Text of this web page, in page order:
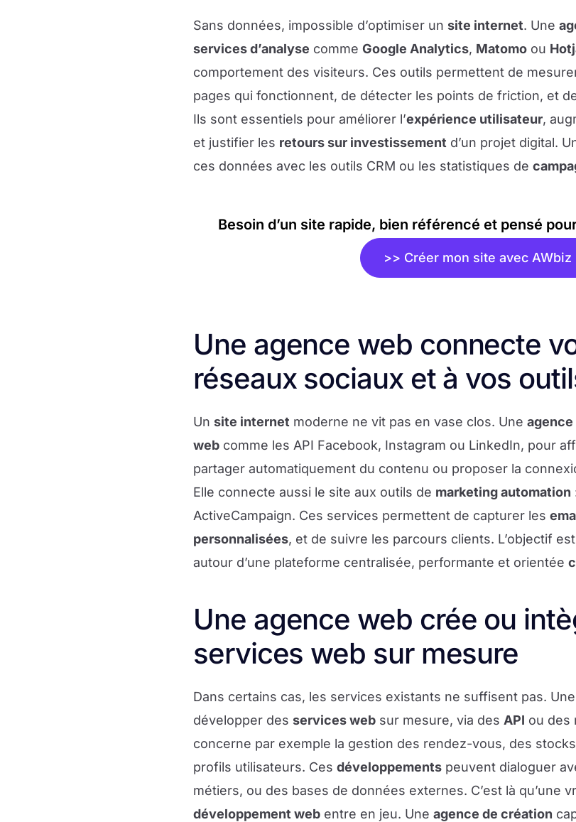
Sans données, impossible d’optimiser un site internet. Une
services d’analyse comme Google Analytics, Matomo ou
comportement des visiteurs. Ces outils permettent de
pages qui fonctionnent, de détecter les points de friction, et
Ils sont essentiels pour améliorer l’expérience utilisateur,
et justifier les retours sur investissement d’un projet digital.
ces données avec les outils CRM ou les statistiques de
Besoin d’un site rapide, bien référencé et pensé
>> Créer mon site avec AWbiz
Une agence web connecte
réseaux sociaux et à vos
Un site internet moderne ne vit pas en vase clos. Une agence
web comme les API Facebook, Instagram ou LinkedIn, pour
partager automatiquement du contenu ou proposer la
Elle connecte aussi le site aux outils de marketing automation
ActiveCampaign. Ces services permettent de capturer les
personnalisées, et de suivre les parcours clients. L’objectif est
autour d’une plateforme centralisée, performante et orientée
Une agence web crée ou
services web sur mesure
Dans certains cas, les services existants ne suffisent pas. Une
développer des services web sur mesure, via des API ou des
concerne par exemple la gestion des rendez-vous, des
profils utilisateurs. Ces développements peuvent dialoguer
métiers, ou des bases de données externes. C’est là qu’une
développement web entre en jeu. Une agence de création